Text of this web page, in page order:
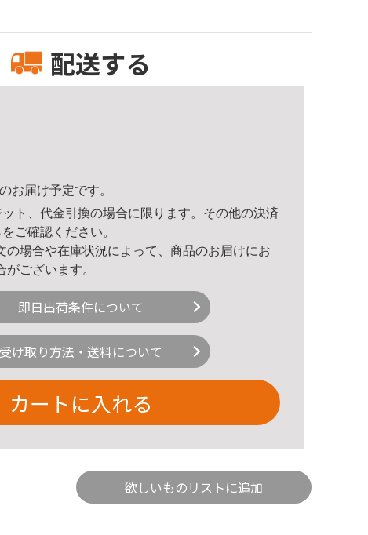
配送する
お届け予定です。
ト、代金引換の場合に限ります。その他の決済
をご確認ください。
場合や在庫状況によって、商品のお届けにお
ございます。
即日出荷条件について
受け取り方法・送料について
カートに入れる
欲しいものリストに追加